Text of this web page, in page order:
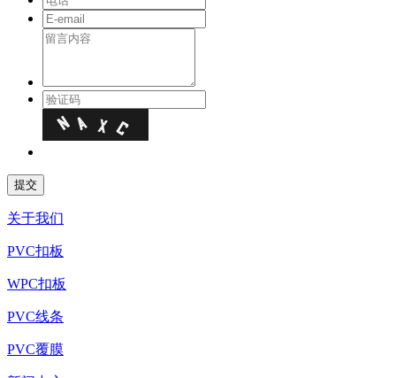
关于我们
PVC扣板
WPC扣板
PVC线条
PVC覆膜